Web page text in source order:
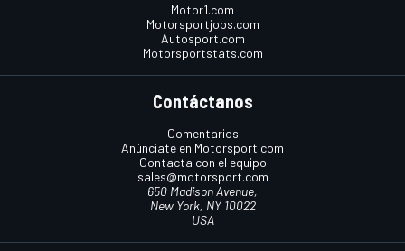
Motor1.com
Motorsportjobs.com
Autosport.com
Motorsportstats.com
Contáctanos
Comentarios
Anúnciate en Motorsport.com
Contacta con el equipo
sales@motorsport.com
650 Madison Avenue,
New York, NY 10022
USA